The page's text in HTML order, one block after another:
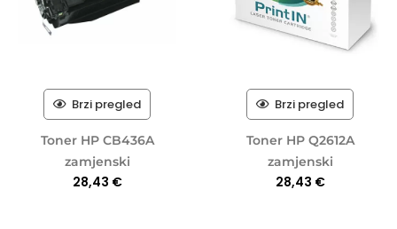
Brzi pregled
Toner HP CB436A
zamjenski
28,43 €
Brzi pregled
Toner HP Q2612A
zamjenski
28,43 €